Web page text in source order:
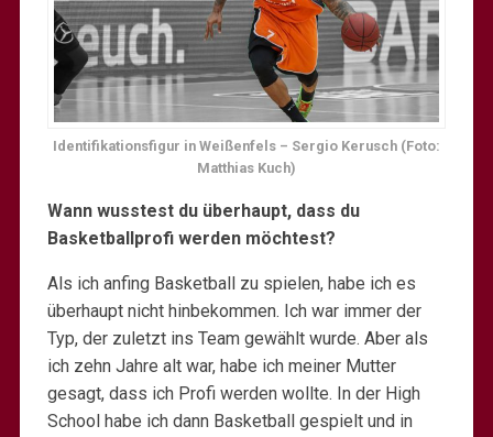
Identifikationsfigur in Weißenfels – Sergio Kerusch (Foto:
Matthias Kuch)
Wann wusstest du überhaupt, dass du
Basketballprofi werden möchtest?
Als ich anfing Basketball zu spielen, habe ich es
überhaupt nicht hinbekommen. Ich war immer der
Typ, der zuletzt ins Team gewählt wurde. Aber als
ich zehn Jahre alt war, habe ich meiner Mutter
gesagt, dass ich Profi werden wollte. In der High
School habe ich dann Basketball gespielt und in